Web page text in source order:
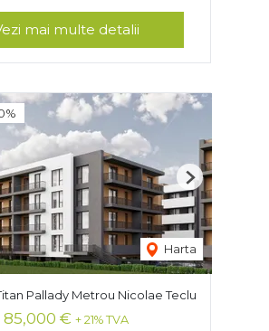
mai multe detalii
Harta
Next
Pallady Metrou Nicolae Teclu
85,000 € + 21% TVA